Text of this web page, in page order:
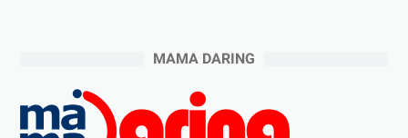
MAMA DARING